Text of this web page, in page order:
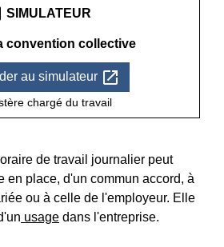
SIMULATEUR
convention collective
au simulateur open_in_new
chargé du travail
de travail journalier peut
en place, d'un commun accord, à
ou à celle de l'employeur. Elle
usage dans l'entreprise.